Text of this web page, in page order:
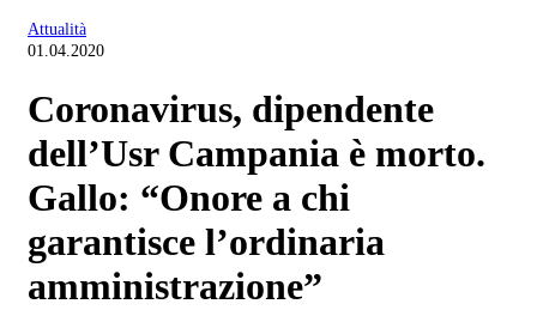
Attualità
01.04.2020
Coronavirus, dipendente
dell’Usr Campania è morto.
Gallo: “Onore a chi
garantisce l’ordinaria
amministrazione”